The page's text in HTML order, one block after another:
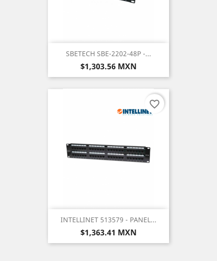
SBETECH SBE-2202-48P -...
Precio
$1,303.56 MXN
INTELLINET 513579 - PANEL...
Precio
$1,363.41 MXN
favorite_border